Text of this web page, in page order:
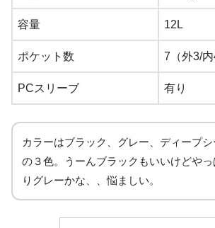
容量 12L
ポケット数 7（外3/内
PCスリーブ 有り
カラーはブラック、グレー、ディープシ
の３色。うーんブラックもいいけどやっ
りグレーかな、、悩ましい。